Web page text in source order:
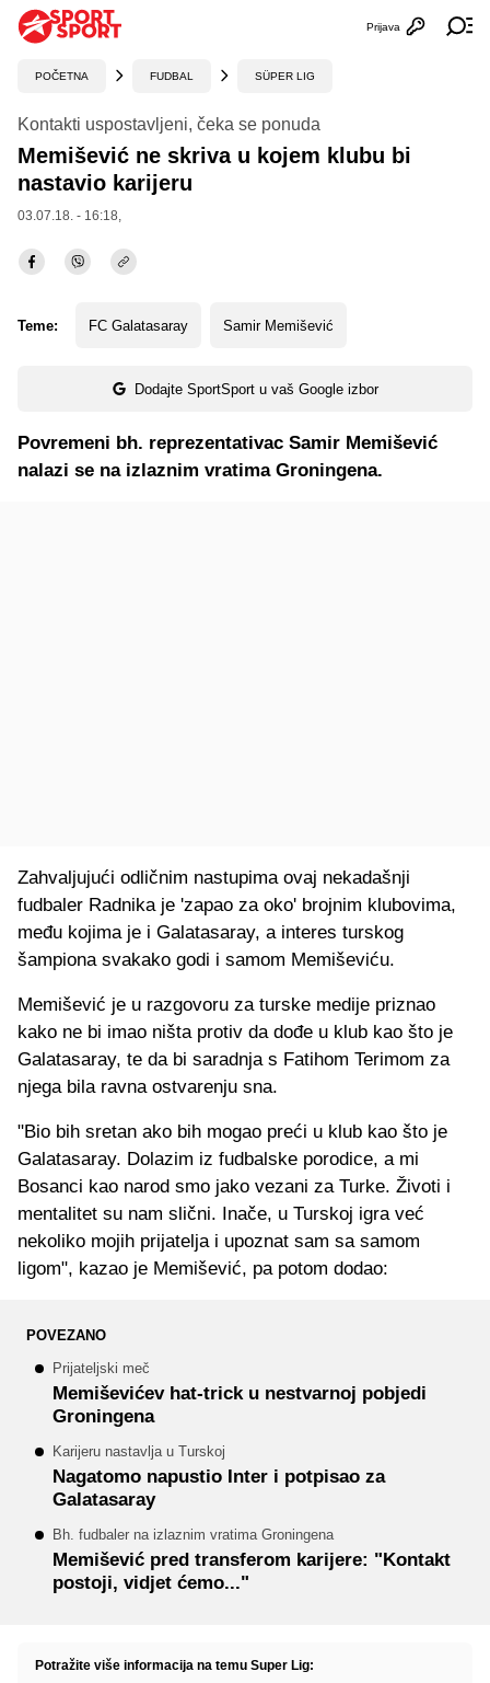
Otvori
Prijava
POČETNA FUDBAL SÜPER LIG
Kontakti uspostavljeni, čeka se ponuda
Memišević ne skriva u kojem klubu bi
nastavio karijeru
03.07.18. - 16:18,
Teme: FC Galatasaray Samir Memišević
Dodajte SportSport u vaš Google izbor
Povremeni bh. reprezentativac Samir Memišević
nalazi se na izlaznim vratima Groningena.
Zahvaljujući odličnim nastupima ovaj nekadašnji
fudbaler Radnika je 'zapao za oko' brojnim klubovima,
među kojima je i Galatasaray, a interes turskog
šampiona svakako godi i samom Memiševiću.
Memišević je u razgovoru za turske medije priznao
kako ne bi imao ništa protiv da dođe u klub kao što je
Galatasaray, te da bi saradnja s Fatihom Terimom za
njega bila ravna ostvarenju sna.
"Bio bih sretan ako bih mogao preći u klub kao što je
Galatasaray. Dolazim iz fudbalske porodice, a mi
Bosanci kao narod smo jako vezani za Turke. Životi i
mentalitet su nam slični. Inače, u Turskoj igra već
nekoliko mojih prijatelja i upoznat sam sa samom
ligom", kazao je Memišević, pa potom dodao:
POVEZANO
Prijateljski meč
Memiševićev hat-trick u nestvarnoj pobjedi
Groningena
Karijeru nastavlja u Turskoj
Nagatomo napustio Inter i potpisao za
Galatasaray
Bh. fudbaler na izlaznim vratima Groningena
Memišević pred transferom karijere: "Kontakt
postoji, vidjet ćemo..."
Potražite više informacija na temu Super Lig: